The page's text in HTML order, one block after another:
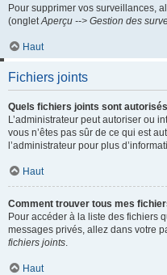
Pour supprimer vos surveillances,
(ongletAperçu --> Gestion des
Haut
Fichiers joints
Quels fichiers joints sont
L’administrateur peut autoriser ou
vous n’êtes pas sûr de ce qui est
l’administrateur pour plus
Haut
Comment trouver tous mes
Pour accéder à la liste des fichiers
messages privés, allez dans votre
fichiers joints.
Haut